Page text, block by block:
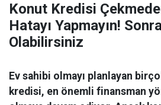
Konut Kredisi
Hatayı Yapmayın!
Olabilirsiniz
Ev sahibi olmayı planlayan
kredisi, en önemli finansman